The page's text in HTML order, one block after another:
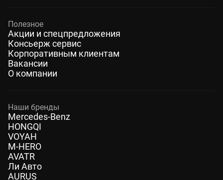
Полезное
Акции и спецпредложения
Консьерж сервис
Корпоративным клиентам
Вакансии
О компании
Наши бренды
Mercedes-Benz
HONGQI
VOYAH
M-HERO
AVATR
Ли Авто
AURUS